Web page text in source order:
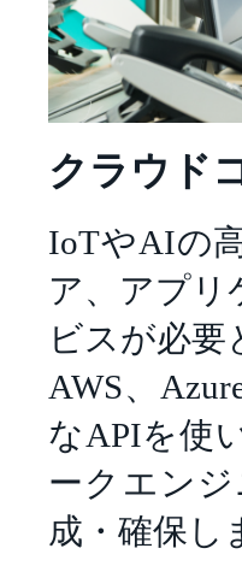
クラウド
IoTやAIの
ア、アプリ
ビスが必要
AWS、
なAPIを使
ークエン
成・確保し